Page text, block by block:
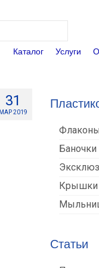
Каталог Услуги
31
МАР 2019
Флаконы
Баночки
Крышки
Статьи